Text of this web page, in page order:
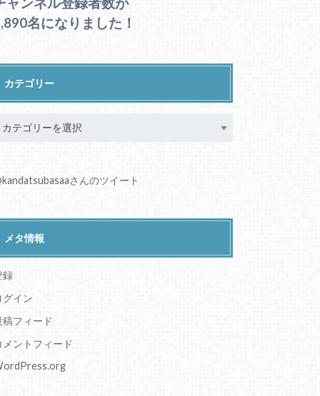
名になりました！
カテゴリー
さんのツイート
メタ情報
録
グイン
稿フィード
メントフィード